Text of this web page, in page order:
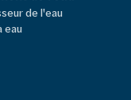
de l'eau
eau